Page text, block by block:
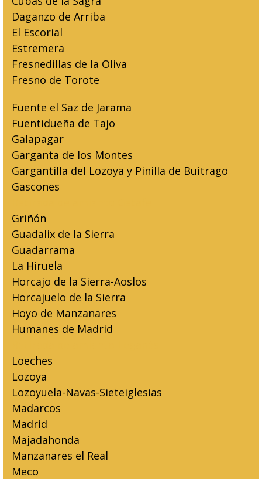
Daganzo de Arriba
El Escorial
Estremera
Fresnedillas de la Oliva
Fresno de Torote
Fuente el Saz de Jarama
Fuentidueña de Tajo
Galapagar
Garganta de los Montes
Gargantilla del Lozoya y Pinilla de Buitrago
Gascones
Griñón
Guadalix de la Sierra
Guadarrama
La Hiruela
Horcajo de la Sierra-Aoslos
Horcajuelo de la Sierra
Hoyo de Manzanares
Humanes de Madrid
Loeches
Lozoya
Lozoyuela-Navas-Sieteiglesias
Madarcos
Madrid
Majadahonda
Manzanares el Real
Meco